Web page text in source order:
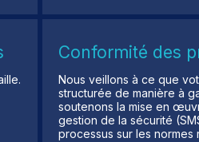
Conformité des
Nous veillons à ce que
structurée de manière à
soutenons la mise en
gestion de la sécurité
processus sur les normes